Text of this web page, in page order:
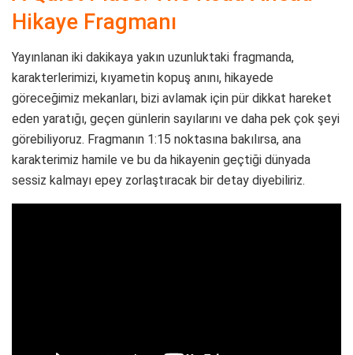
Hikaye Fragmanı
Yayınlanan iki dakikaya yakın uzunluktaki fragmanda,
karakterlerimizi, kıyametin kopuş anını, hikayede
göreceğimiz mekanları, bizi avlamak için pür dikkat hareket
eden yaratığı, geçen günlerin sayılarını ve daha pek çok şeyi
görebiliyoruz. Fragmanın 1:15 noktasına bakılırsa, ana
karakterimiz hamile ve bu da hikayenin geçtiği dünyada
sessiz kalmayı epey zorlaştıracak bir detay diyebiliriz.